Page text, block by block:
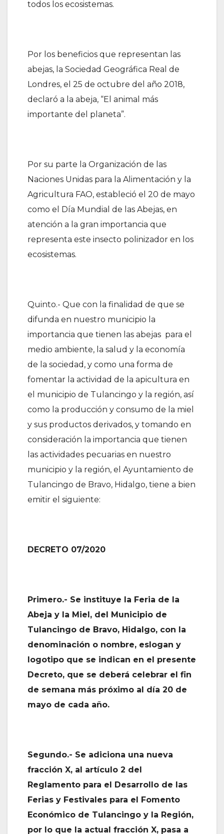
todos los ecosistemas.
Por los beneficios que representan las
abejas, la Sociedad Geográfica Real de
Londres, el 25 de octubre del año 2018,
declaró a la abeja, “El animal más
importante del planeta”.
Por su parte la Organización de las
Naciones Unidas para la Alimentación y la
Agricultura FAO, estableció el 20 de mayo
como el Día Mundial de las Abejas, en
atención a la gran importancia que
representa este insecto polinizador en los
ecosistemas.
Quinto.- Que con la finalidad de que se
difunda en nuestro municipio la
importancia que tienen las abejas para el
medio ambiente, la salud y la economía
de la sociedad, y como una forma de
fomentar la actividad de la apicultura en
el municipio de Tulancingo y la región, así
como la producción y consumo de la miel
y sus productos derivados, y tomando en
consideración la importancia que tienen
las actividades pecuarias en nuestro
municipio y la región, el Ayuntamiento de
Tulancingo de Bravo, Hidalgo, tiene a bien
emitir el siguiente:
DECRETO 07/2020
Primero.- Se instituye la Feria de la
Abeja y la Miel, del Municipio de
Tulancingo de Bravo, Hidalgo, con la
denominación o nombre, eslogan y
logotipo que se indican en el presente
Decreto, que se deberá celebrar el fin
de semana más próximo al día 20 de
mayo de cada año.
Segundo.- Se adiciona una nueva
fracción X, al artículo 2 del
Reglamento para el Desarrollo de las
Ferias y Festivales para el Fomento
Económico de Tulancingo y la Región,
por lo que la actual fracción X, pasa a